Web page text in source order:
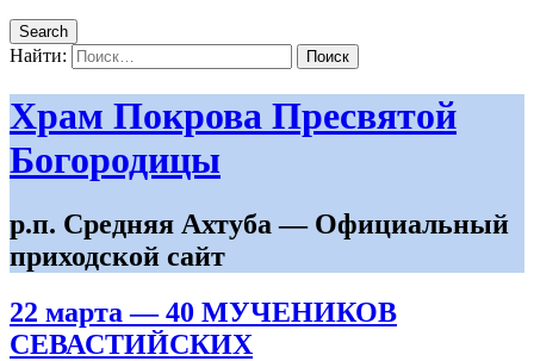
Search
Найти:
Храм Покрова Пресвятой
Богородицы
р.п. Средняя Ахтуба — Официальный
приходской сайт
22 марта — 40 МУЧЕНИКОВ
СЕВАСТИЙСКИХ